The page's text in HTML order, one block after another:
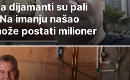
dijamanti su pali
imanju našao
postati milioner